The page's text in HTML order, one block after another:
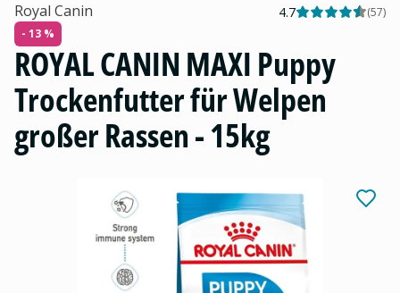
Royal Canin 4.7 (57)
- 13 %
ROYAL CANIN MAXI Puppy
Trockenfutter für Welpen
großer Rassen - 15kg